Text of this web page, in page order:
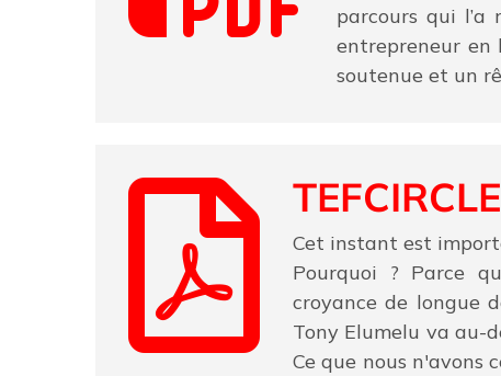
parcours qui l’a
entrepreneur en
soutenue et un
Cet instant est
Pourquoi ? Parce
croyance de longue
Tony Elumelu va au-
Ce que nous n'avons